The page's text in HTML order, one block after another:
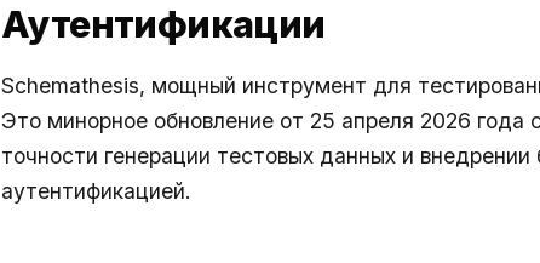
Аутентификации
Schemathesis, мощный инструмент для
Это минорное обновление от 25 апреля 2026 года
точности генерации тестовых данных и
аутентификацией.